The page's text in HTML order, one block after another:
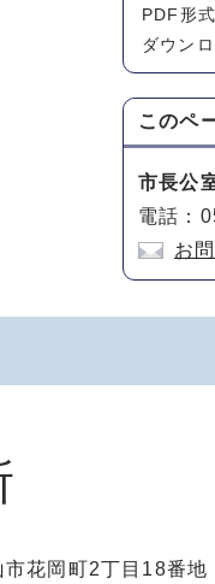
PDF形
ダウン
このペ
市長公
電話：
お
市花岡町2丁目18番